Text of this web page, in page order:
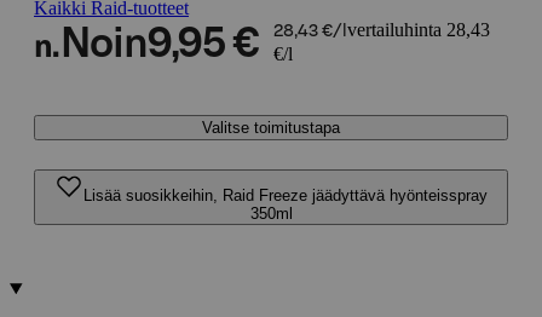
Kaikki Raid-tuotteet
n. Noin9,95 € 28,43 €/l vertailuhinta 28,43
€/l
Valitse toimitustapa
Lisää suosikkeihin, Raid Freeze jäädyttävä hyönteisspray
350ml